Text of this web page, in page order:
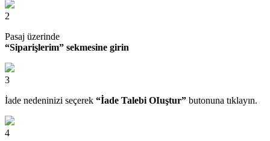
2
Pasaj üzerinde
“Siparişlerim” sekmesine girin
3
İade nedeninizi seçerek “İade Talebi OIuştur” butonuna tıklayın.
4